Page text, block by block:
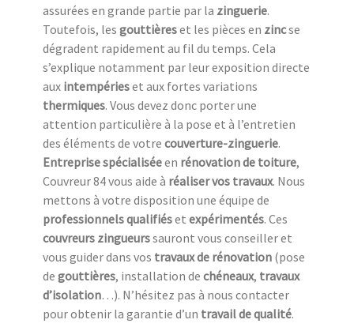
assurées en grande partie par la zinguerie.
Toutefois, les gouttièreset les pièces en zincse
dégradent rapidement au fil du temps. Cela
s’explique notamment par leur exposition directe
aux intempérieset aux fortes variations
thermiques. Vous devez donc porter une
attention particulière à la pose et à l’entretien
des éléments de votre couverture-zinguerie.
Entreprise spécialiséeen rénovation de toiture,
Couvreur 84 vous aide à réaliser vos travaux. Nous
mettons à votre disposition une équipe de
professionnels qualifiéset expérimentés. Ces
couvreurs zingueurssauront vous conseiller et
vous guider dans vos travaux de rénovation (pose
de gouttières, installation de chéneaux, travaux
d’isolation…). N’hésitez pas à nous contacter
pour obtenir la garantie d’un travail de qualité.